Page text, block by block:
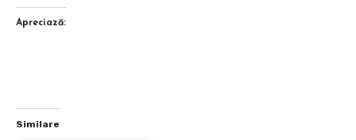
Apreciază:
Similare